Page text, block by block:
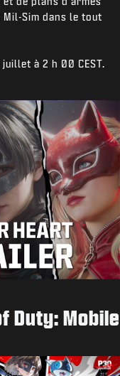
Sim dans le tout
à 2 h 00 CEST.
Duty: Mobile